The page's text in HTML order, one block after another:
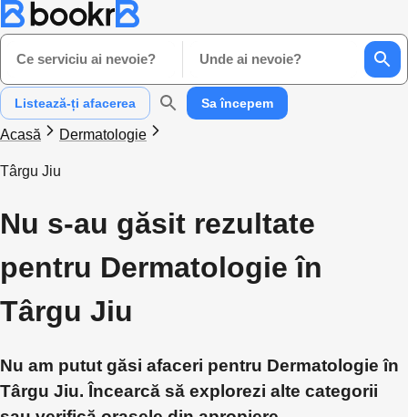
Ce serviciu ai nevoie? Unde ai nevoie?
Listează-ți afacerea Sa începem
Acasă Dermatologie
Târgu Jiu
Nu s-au găsit rezultate
pentru Dermatologie în
Târgu Jiu
Nu am putut găsi afaceri pentru Dermatologie în
Târgu Jiu. Încearcă să explorezi alte categorii